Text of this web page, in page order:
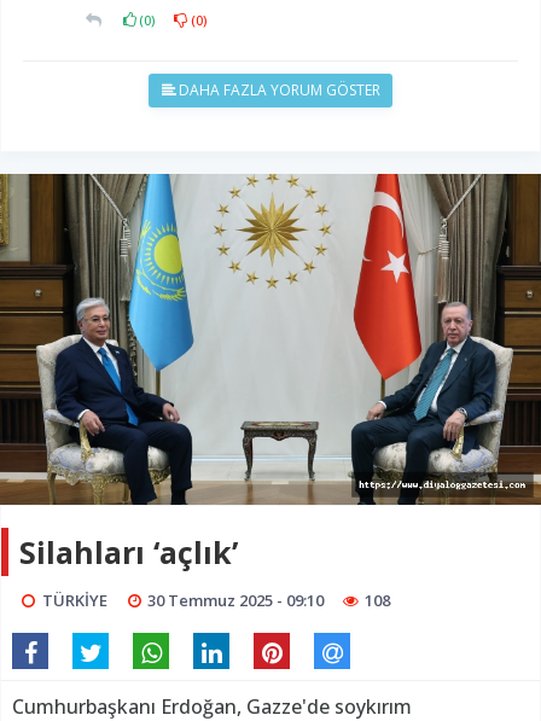
(0) (0)
DAHA FAZLA YORUM GÖSTER
Silahları ‘açlık’
TÜRKİYE 30 Temmuz 2025 - 09:10 108
Cumhurbaşkanı Erdoğan, Gazze'de soykırım